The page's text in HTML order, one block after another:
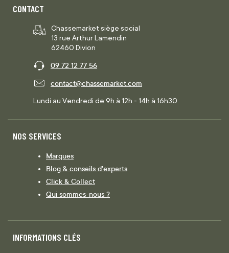
CONTACT
Chassemarket siège social
13 rue Arthur Lamendin
62460 Divion
09 72 12 77 56
contact@chassemarket.com
Lundi au Vendredi de 9h à 12h - 14h à 16h30
NOS SERVICES
Marques
Blog & conseils d'experts
Click & Collect
Qui sommes-nous ?
INFORMATIONS CLÉS